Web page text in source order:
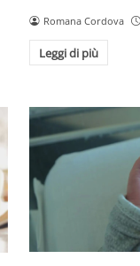
Romana Cordova
Leggi di più